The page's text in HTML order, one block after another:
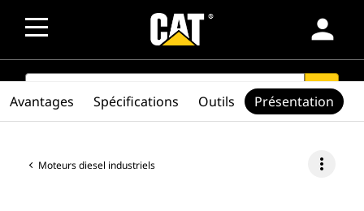
person
SEARCH search
Moteurs diesel industriels more_vert
Avantages Spécifications Outils Présentation